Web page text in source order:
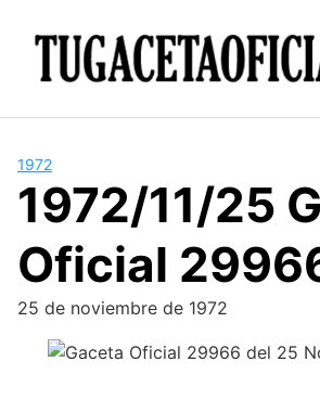
1972
1972/11/25
Oficial
25 de noviembre de 1972